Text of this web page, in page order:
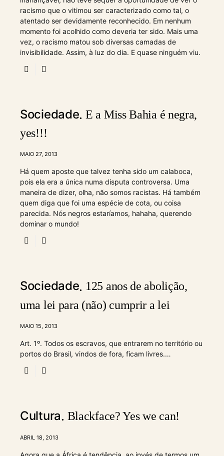
racismo que o vitimou ser caracterizado como tal, o
atentado ser devidamente reconhecido. Em nenhum
momento foi acolhido como deveria ter sido. Mais uma
vez, o racismo matou sob diversas camadas de
invisibilidade. Assim, à luz do dia. E quase ninguém viu.
Sociedade E a Miss Bahia é negra,
yes!!!
MAIO 27, 2013
Há quem aposte que talvez tenha sido um calaboca,
pois ela era a única numa disputa controversa. Uma
maneira de dizer, olha, não somos racistas. Há também
quem diga que foi uma espécie de cota, ou coisa
parecida. Nós negros estaríamos, hahaha, querendo
dominar o mundo!
Sociedade 125 anos de abolição,
uma lei para (não) cumprir a lei
MAIO 15, 2013
Art. 1º. Todos os escravos, que entrarem no território ou
portos do Brasil, vindos de fora, ficam livres.…
Cultura Blackface? Yes we can!
ABRIL 18, 2013